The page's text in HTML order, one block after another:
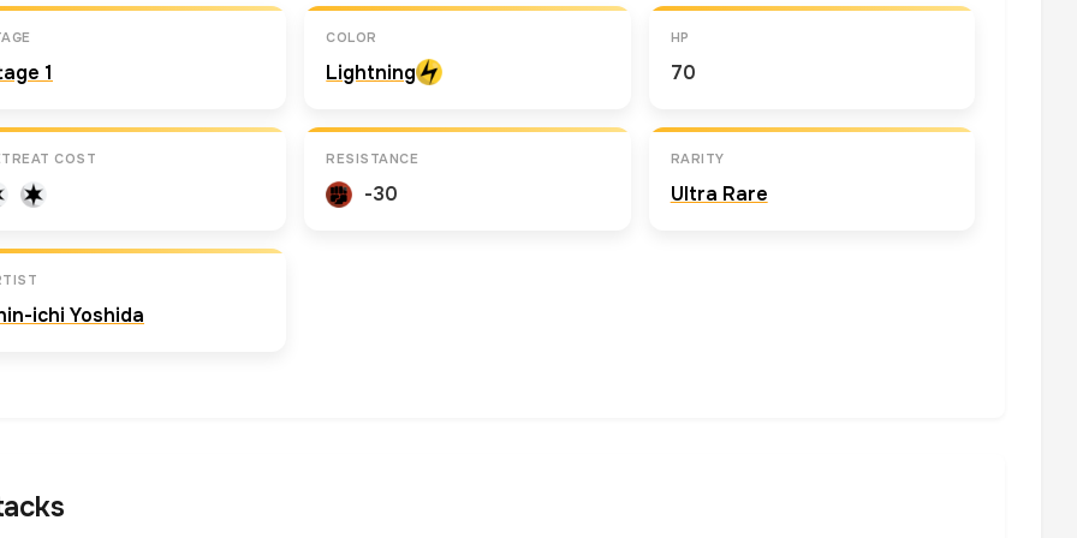
1
COLOR
Lightning
HP
70
COST RESISTANCE
-30
RARITY
Ultra Rare
ichi Yoshida